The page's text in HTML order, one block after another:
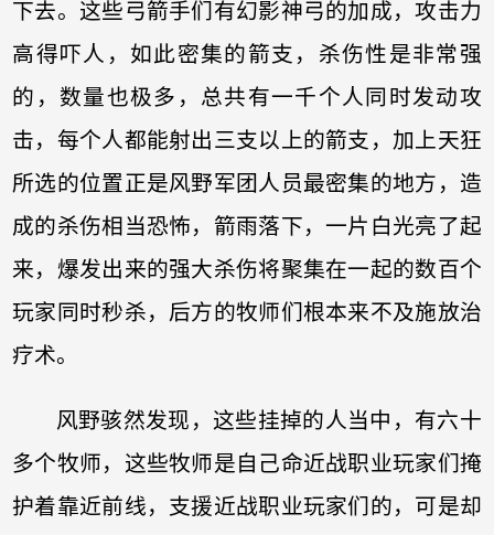
下去。这些弓箭手们有幻影神弓的加成，攻击力
高得吓人，如此密集的箭支，杀伤性是非常强
的，数量也极多，总共有一千个人同时发动攻
击，每个人都能射出三支以上的箭支，加上天狂
所选的位置正是风野军团人员最密集的地方，造
成的杀伤相当恐怖，箭雨落下，一片白光亮了起
来，爆发出来的强大杀伤将聚集在一起的数百个
玩家同时秒杀，后方的牧师们根本来不及施放治
疗术。
风野骇然发现，这些挂掉的人当中，有六十
多个牧师，这些牧师是自己命近战职业玩家们掩
护着靠近前线，支援近战职业玩家们的，可是却